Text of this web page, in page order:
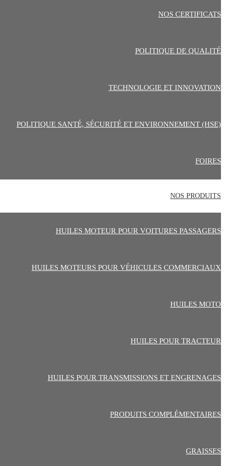
NOS CERTIFICATS
POLITIQUE DE QUALITÉ
TECHNOLOGIE ET ​​INNOVATION
POLITIQUE SANTÉ, SÉCURITÉ ET ENVIRONNEMENT (HSE)
FOIRES
NOS PRODUITS
HUILES MOTEUR POUR VOITURES PASSAGERS
HUILES MOTEURS POUR VÉHICULES COMMERCIAUX
HUILES MOTO
HUILES POUR TRACTEUR
HUILES POUR TRANSMISSIONS ET ENGRENAGES
PRODUITS COMPLÉMENTAIRES
GRAISSES